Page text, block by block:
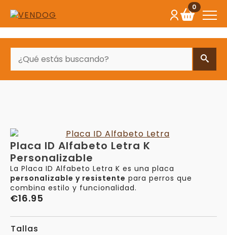
0
Placa ID Alfabeto Letra K
Personalizable
La Placa ID Alfabeto Letra K es una placa
personalizable y resistente para perros que
combina estilo y funcionalidad.
€16.95
Tallas